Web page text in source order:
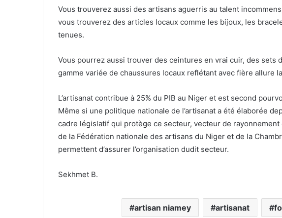
Vous trouverez aussi des artisans aguerris au talent
vous trouverez des articles locaux comme les bijoux, les
tenues.
Vous pourrez aussi trouver des ceintures en vrai cuir, des sets
gamme variée de chaussures locaux reflétant avec fière allure
L’artisanat contribue à 25% du PIB au Niger et est second
Même si une politique nationale de l’artisanat a été élaborée
cadre législatif qui protège ce secteur, vecteur de
de la Fédération nationale des artisans du Niger et de la
permettent d’assurer l’organisation dudit secteur.
Sekhmet B.
artisan niamey artisanat